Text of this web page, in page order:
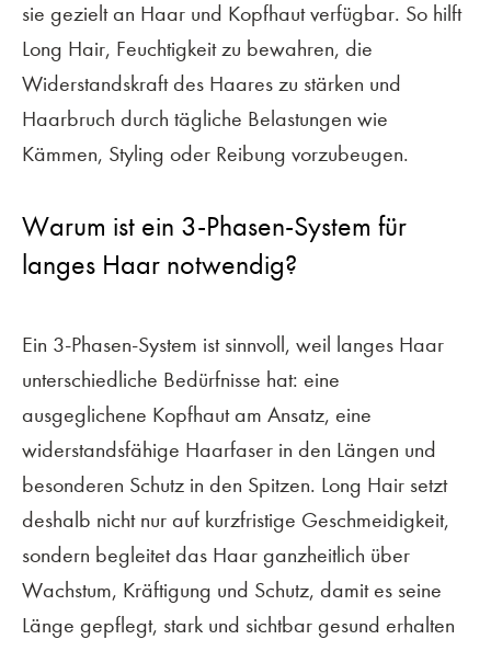
sie gezielt an Haar und Kopfhaut verfügbar. So hilft
Long Hair, Feuchtigkeit zu bewahren, die
Widerstandskraft des Haares zu stärken und
Haarbruch durch tägliche Belastungen wie
Kämmen, Styling oder Reibung vorzubeugen.
Warum ist ein 3-Phasen-System für
langes Haar notwendig?
Ein 3-Phasen-System ist sinnvoll, weil langes Haar
unterschiedliche Bedürfnisse hat: eine
ausgeglichene Kopfhaut am Ansatz, eine
widerstandsfähige Haarfaser in den Längen und
besonderen Schutz in den Spitzen. Long Hair setzt
deshalb nicht nur auf kurzfristige Geschmeidigkeit,
sondern begleitet das Haar ganzheitlich über
Wachstum, Kräftigung und Schutz, damit es seine
Länge gepflegt, stark und sichtbar gesund erhalten
KONTAKT
IMPRESSUM
DATENSCHUTZ
FACEBOOK
INSTAGRAM
©Sebastian Beck2020–2026